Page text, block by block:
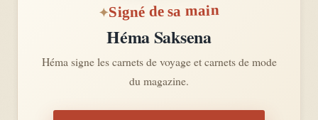
Signé de sa main
Héma Saksena
Héma signe les carnets de voyage et carnets de mode
du magazine.